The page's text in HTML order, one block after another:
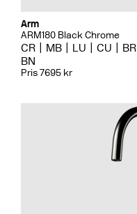
Arm
ARM180 Black Chrome
CR MB LU CU BR
BN
Pris 7695 kr